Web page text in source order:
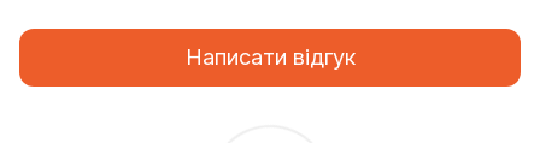
Написати відгук